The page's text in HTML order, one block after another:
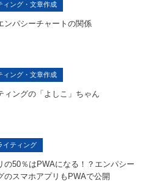
ィング・文章作成
ンパシーチャートの関係
ィング・文章作成
ィングの「よしこ」ちゃん
イティング
の50％はPWAになる！？エンパシー
のスマホアプリもPWAで公開